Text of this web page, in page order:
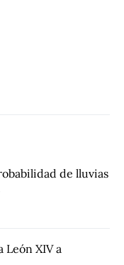
de lluvias
León XIV a